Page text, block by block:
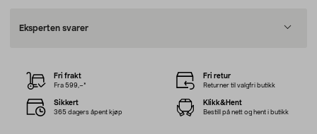
Eksperten svarer
Fri frakt
Fra 599,–*
Fri retur
Returner til valgfri butikk
Sikkert
365 dagers åpent kjøp
Klikk&Hent
Bestill på nett og hent i butikk